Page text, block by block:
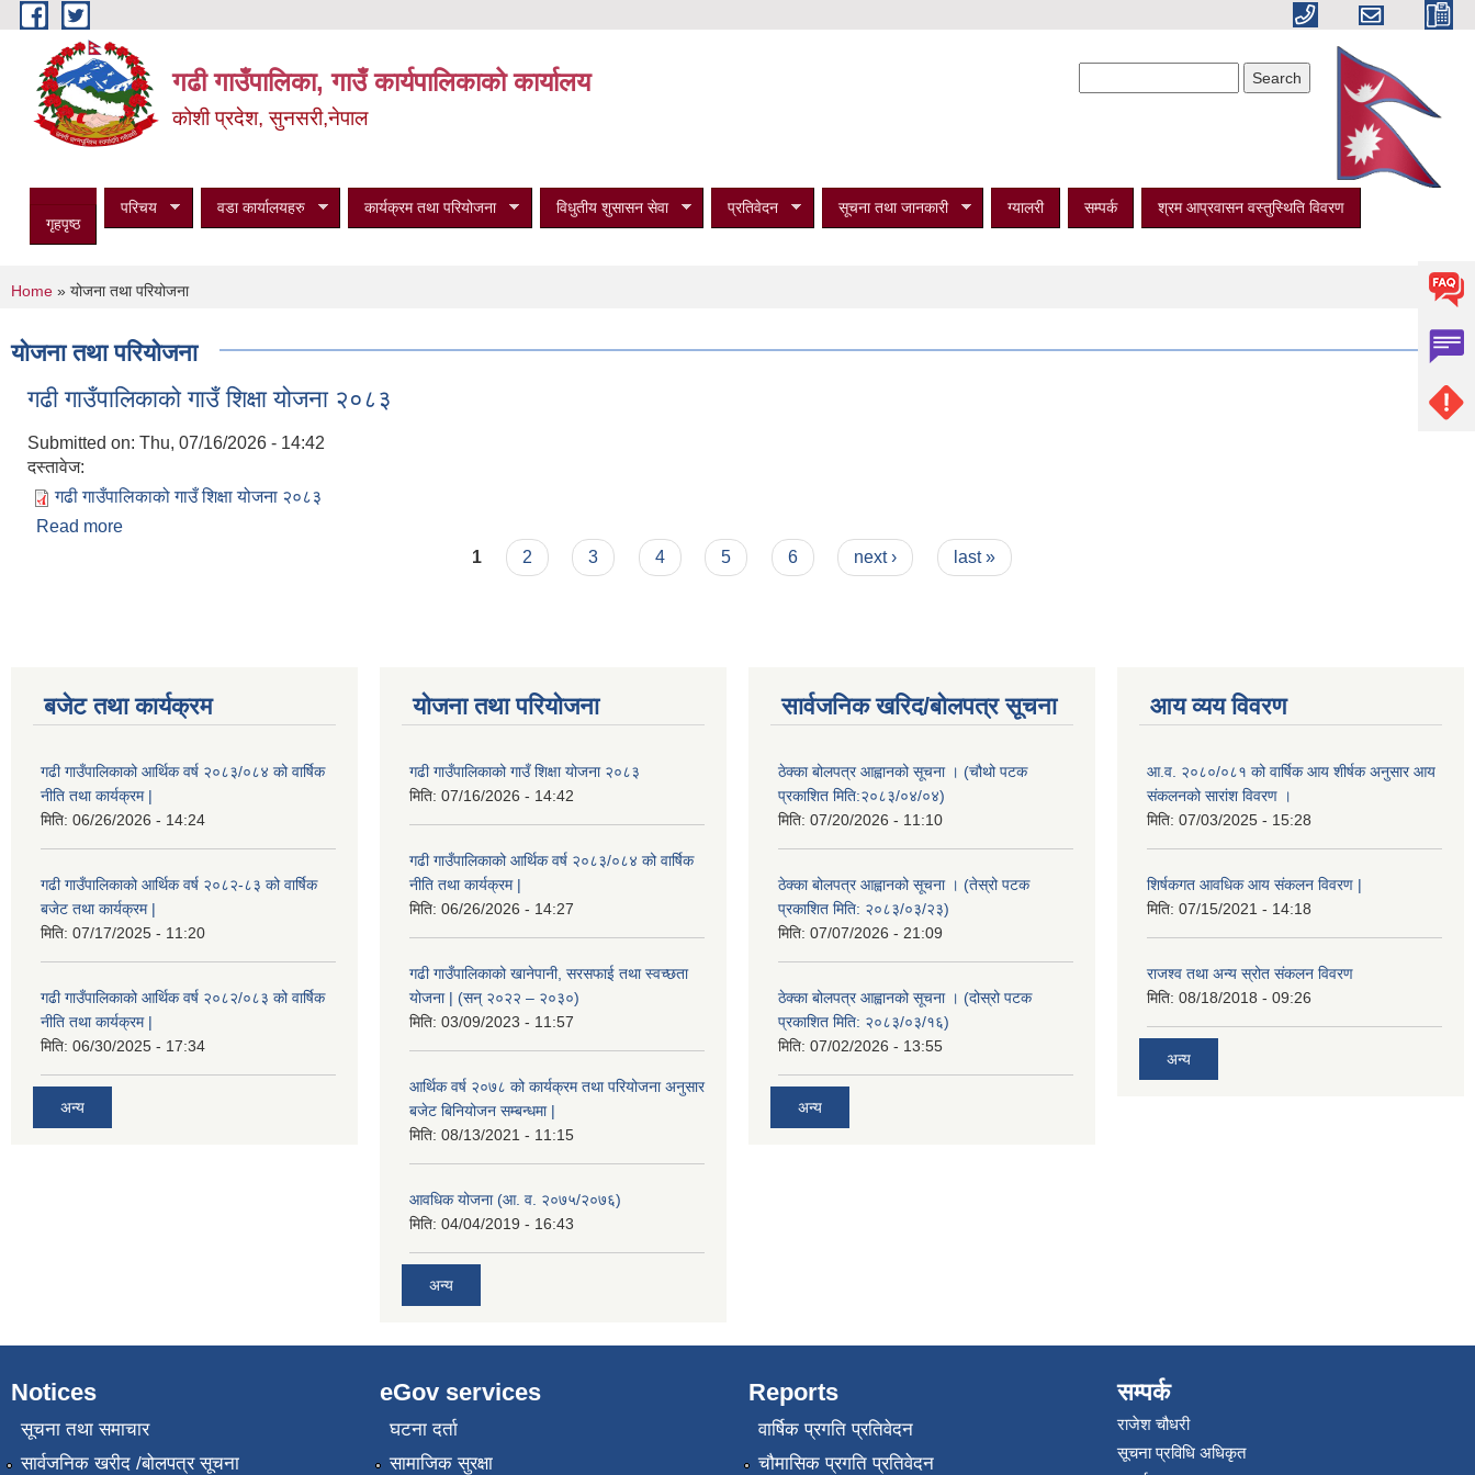
Skip to main content
गढी गाउँपालिका, गाउँ कार्यपालिकाको कार्यालय
कोशी प्रदेश, सुनसरी,नेपाल
गृहपृष्ठ
परिचय वडा कार्यालयहरु कार्यक्रम तथा परियोजना विधुतीय शुसासन सेवा प्रतिवेदन सूचना तथा जानकारी ग्यालरी सम्पर्क श्रम आप्रवासन वस्तुस्थिति विवरण
You are here
Home » योजना तथा परियोजना
योजना तथा परियोजना
गढी गाउँपालिकाको गाउँ शिक्षा योजना २०८३
Submitted on: Thu, 07/16/2026 - 14:42
दस्तावेज:
गढी गाउँपालिकाको गाउँ शिक्षा योजना २०८३
Read more
1 2 3 4 5 6 next › last »
बजेट तथा कार्यक्रम
गढी गाउँपालिकाको आर्थिक वर्ष २०८३/०८४ को वार्षिक
नीति तथा कार्यक्रम |
मिति: 06/26/2026 - 14:24
गढी गाउँपालिकाको आर्थिक वर्ष २०८२-८३ को वार्षिक
बजेट तथा कार्यक्रम |
मिति: 07/17/2025 - 11:20
गढी गाउँपालिकाको आर्थिक वर्ष २०८२/०८३ को वार्षिक
नीति तथा कार्यक्रम |
मिति: 06/30/2025 - 17:34
अन्य
योजना तथा परियोजना
गढी गाउँपालिकाको गाउँ शिक्षा योजना २०८३
मिति: 07/16/2026 - 14:42
गढी गाउँपालिकाको आर्थिक वर्ष २०८३/०८४ को वार्षिक
नीति तथा कार्यक्रम |
मिति: 06/26/2026 - 14:27
गढी गाउँपालिकाको खानेपानी, सरसफाई तथा स्वच्छता
योजना | (सन् २०२२ – २०३०)
मिति: 03/09/2023 - 11:57
आर्थिक वर्ष २०७८ को कार्यक्रम तथा परियोजना अनुसार
बजेट बिनियोजन सम्बन्धमा |
मिति: 08/13/2021 - 11:15
आवधिक योजना (आ. व. २०७५/२०७६)
मिति: 04/04/2019 - 16:43
अन्य
सार्वजनिक खरिद/बोलपत्र सूचना
ठेक्का बोलपत्र आह्वानको सूचना । (चौथो पटक
प्रकाशित मिति:२०८३/०४/०४)
मिति: 07/20/2026 - 11:10
ठेक्का बोलपत्र आह्वानको सूचना । (तेस्रो पटक
प्रकाशित मिति: २०८३/०३/२३)
मिति: 07/07/2026 - 21:09
ठेक्का बोलपत्र आह्वानको सूचना । (दोस्रो पटक
प्रकाशित मिति: २०८३/०३/१६)
मिति: 07/02/2026 - 13:55
अन्य
आय व्यय विवरण
आ.व. २०८०/०८१ को वार्षिक आय शीर्षक अनुसार आय
संकलनको सारांश विवरण ।
मिति: 07/03/2025 - 15:28
शिर्षकगत आवधिक आय संकलन विवरण |
मिति: 07/15/2021 - 14:18
राजश्व तथा अन्य स्रोत संकलन विवरण
मिति: 08/18/2018 - 09:26
अन्य
Notices
सूचना तथा समाचार
सार्वजनिक खरीद /बोलपत्र सूचना
eGov services
घटना दर्ता
सामाजिक सुरक्षा
Reports
वार्षिक प्रगति प्रतिवेदन
चौमासिक प्रगति प्रतिवेदन
सम्पर्क
राजेश चौधरी
सूचना प्रविधि अधिकृत